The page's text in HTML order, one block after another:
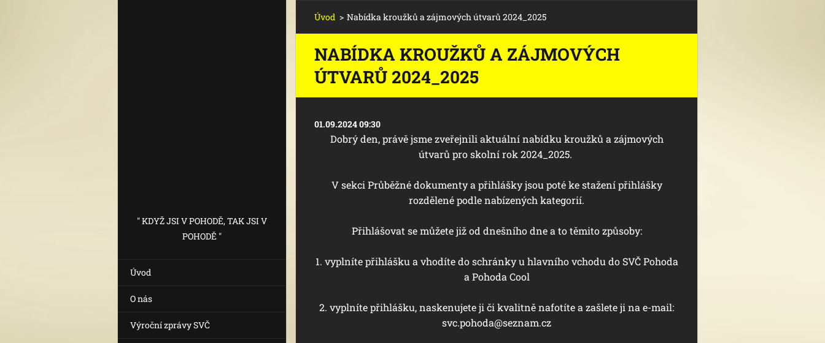
" KDYŽ JSI V POHODĚ, TAK JSI V
POHODĚ "
Úvod
O nás
Výroční zprávy SVČ
Úvod > Nabídka kroužků a zájmových útvarů 2024_2025
NABÍDKA KROUŽKŮ A ZÁJMOVÝCH
ÚTVARŮ 2024_2025
01.09.2024 09:30
Dobrý den, právě jsme zveřejnili aktuální nabídku kroužků a zájmových
útvarů pro skolní rok 2024_2025.
V sekci Průběžné dokumenty a přihlášky jsou poté ke stažení přihlášky
rozdělené podle nabízených kategorií.
Přihlášovat se můžete již od dnešního dne a to těmito způsoby:
1. vyplníte přihlášku a vhodíte do schránky u hlavního vchodu do SVČ Pohoda
a Pohoda Cool
2. vyplníte přihlášku, naskenujete ji či kvalitně nafotíte a zašlete ji na e-mail:
svc.pohoda@seznam.cz